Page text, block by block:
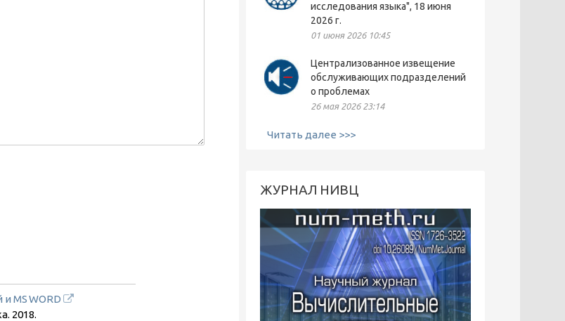
MS WORD
2018.
исследования языка", 18 июня
2026 г.
01 июня 2026 10:45
Централизованное извещение
обслуживающих подразделений
о проблемах
26 мая 2026 23:14
Читать далее >>>
ЖУРНАЛ НИВЦ